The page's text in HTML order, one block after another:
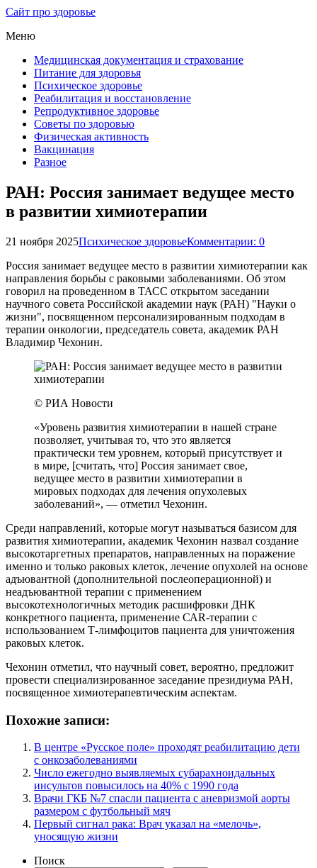
Сайт про здоровье
Меню
Медицинская документация и страхование
Питание для здоровья
Психическое здоровье
Реабилитация и восстановление
Репродуктивное здоровье
Советы по здоровью
Физическая активность
Вакцинация
Разное
РАН: Россия занимает ведущее место
в развитии химиотерапии
21 ноября 2025Психическое здоровьеКомментарии: 0
Россия занимает ведущее место в развитии химиотерапии как
направления борьбы с раковыми заболеваниями. Об этом
говорил на проведенном в ТАСС открытом заседании
научного совета Российской академии наук (РАН) "Науки о
жизни", посвященном персонализированным подходам в
терапии онкологии, председатель совета, академик РАН
Владимир Чехонин.
© РИА Новости
«Уровень развития химиотерапии в нашей стране
позволяет, учитывая то, что это является
практически тем уровнем, который присутствует и
в мире, [считать, что] Россия занимает свое,
ведущее место в развитии химиотерапии в
мировых подходах для лечения опухолевых
заболеваний», — отметил Чехонин.
Среди направлений, которые могут называться базисом для
развития химиотерапии, академик Чехонин назвал создание
высокотаргетных препаратов, направленных на поражение
именно и только раковых клеток, лечение опухолей на основе
адъювантной (дополнительной послеоперационной) и
неадъювантной терапии с применением
высокотехнологичных методик расшифровки ДНК
конкретного пациента, применение САR-терапии с
использованием Т-лимфоцитов пациента для уничтожения
раковых клеток.
Чехонин отметил, что научный совет, вероятно, предложит
провести специализированное заседание президиума РАН,
посвященное химиотерапевтическим аспектам.
Похожие записи:
В центре «Русское поле» проходят реабилитацию дети
с онкозаболеваниями
Число ежегодно выявляемых субарахноидальных
инсультов повысилось на 40% с 1990 года
Врачи ГКБ №7 спасли пациента с аневризмой аорты
размером с футбольный мяч
Первый сигнал рака: Врач указал на «мелочь»,
уносящую жизни
Поиск